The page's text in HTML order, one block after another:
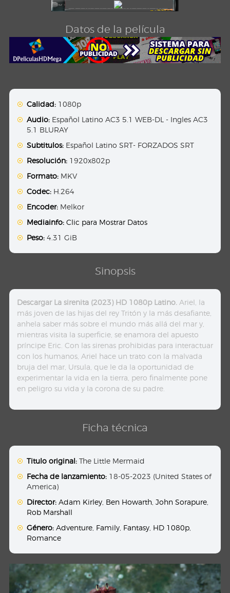
Datos de la película
Calidad: 1080p
Audio: Español Latino AC3 5.1 WEB-DL - Ingles AC3
5.1 BLURAY
Subtitulos: Español Latino SRT- FORZADOS SRT
Resolución: 1920x802p
Formato: MKV
Codec: H.264
Encoder: Melkor
Mediainfo: Clic para Mostrar Datos
Peso: 4.31 GiB
Sinopsis
Descargar La sirenita (2023) HD 1080p Latino. Ariel, la
más joven de las hijas del rey Tritón y la más desafiante,
anhela saber más sobre el mundo más allá del mar y,
mientras visita la superficie, se enamora del apuesto
príncipe Eric. Con las sirenas prohibidas para interactuar
con los humanos, Ariel hace un trato con la malvada
bruja del mar, Ursula, que le da la oportunidad de
experimentar la vida en la tierra, pero finalmente pone
en peligro su vida y la corona de su padre.
Ficha técnica
Titulo original: The Little Mermaid
Fecha de lanzamiento: 18-05-2023 (United States of
America)
Director: Adam Kirley Ben Howarth ,John Sorapure
Rob Marshall
Género: Adventure Family Fantasy HD 1080p
Romance